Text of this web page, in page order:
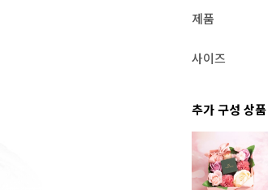
제품
사이즈
추가 구성 상품